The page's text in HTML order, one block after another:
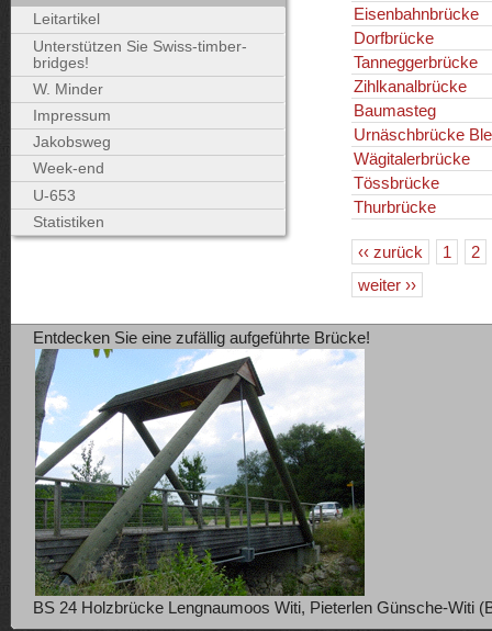
Eisenbahnbrücke
Dorfbrücke
Tanneggerbrücke
Zihlkanalbrücke
Baumasteg
Urnäschbrücke
Wägitalerbrücke
Tössbrücke
Thurbrücke
‹‹ zurück 1
2
weiter ››
Leitartikel
Unterstützen Sie Swiss-timber-
bridges!
W. Minder
Impressum
Jakobsweg
Week-end
U-653
Statistiken
Entdecken Sie eine zufällig aufgeführte Brücke!
BS 24 Holzbrücke Lengnaumoos Witi, Pieterlen Günsche-Witi